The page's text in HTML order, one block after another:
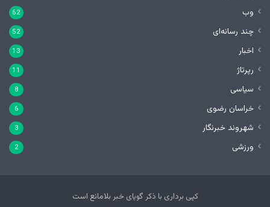
وب 62
چند رسانه‌ای 52
اخبار 13
رپرتاژ 11
سیاسی 8
خراسان رضوی 6
شهروند خبرنگار 3
ورزشی 2
کپی برداری با ذکر گویای خبر بلامانع است